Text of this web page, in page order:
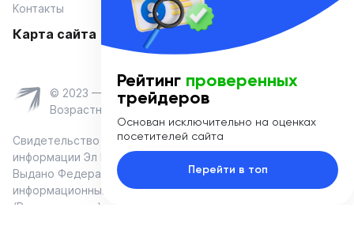
Контакты
Карта сайта
© 2023 — Coinmania
Возрастное ограничение 16+
Свидетельство о регистрации средства массовой
информации Эл № ФС 77-74908 от «25» января 2019 г.
Выдано Федеральной службой по надзору в сфере связи,
информационных технологий и массовых коммуникаций
(Роскомнадзор)
Рейтинг проверенных
трейдеров
Основан исключительно на оценках
посетителей сайта
Перейти в топ